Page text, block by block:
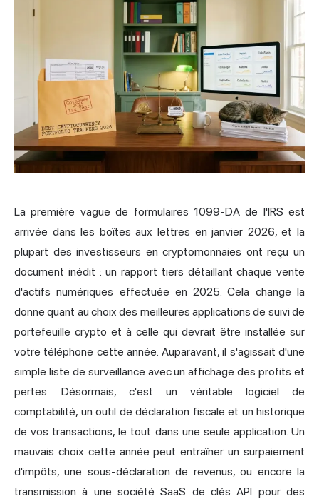
La première vague de formulaires 1099-DA de l'IRS est
arrivée dans les boîtes aux lettres en janvier 2026, et la
plupart des investisseurs en cryptomonnaies ont reçu un
document inédit : un rapport tiers détaillant chaque vente
d'actifs numériques effectuée en 2025. Cela change la
donne quant au choix des meilleures applications de suivi de
portefeuille crypto et à celle qui devrait être installée sur
votre téléphone cette année. Auparavant, il s'agissait d'une
simple liste de surveillance avec un affichage des profits et
pertes. Désormais, c'est un véritable logiciel de
comptabilité, un outil de déclaration fiscale et un historique
de vos transactions, le tout dans une seule application. Un
mauvais choix cette année peut entraîner un surpaiement
d'impôts, une sous-déclaration de revenus, ou encore la
transmission à une société SaaS de clés API pour des